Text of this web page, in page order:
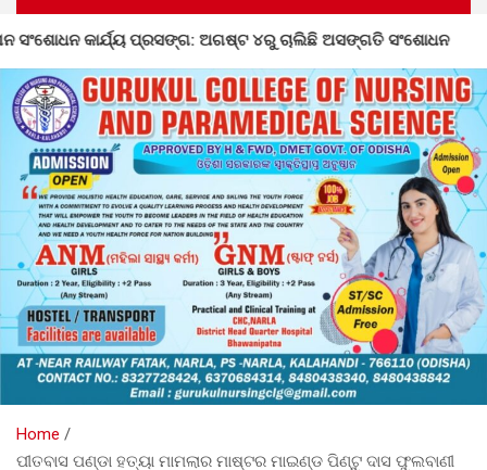
ଅଗଷ୍ଟ ୪ରୁ ଚାଲିଛି ଅସଙ୍ଗତି ସଂଶୋଧନ ଡହାଗାଁ
Home
ପୀତବାସ ପଣ୍ଡା ହତ୍ୟା ମାମଲାର ମାଷ୍ଟର ମାଇଣ୍ଡ ପିଣ୍ଟୁ ଦାସ ଫୁଲବାଣୀ